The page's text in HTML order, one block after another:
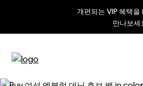
개편되는 VIP 혜택을
만나보세